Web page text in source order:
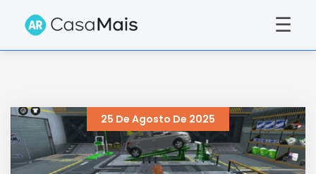
☰
25 De Agosto De 2025